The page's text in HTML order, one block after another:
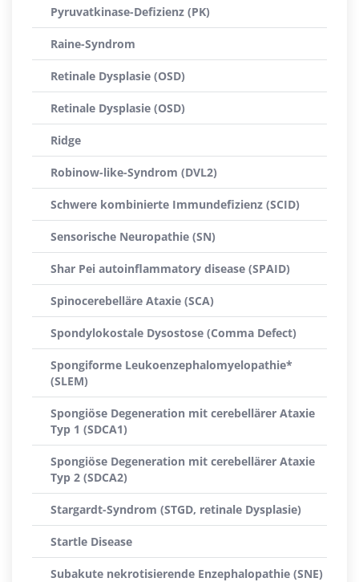
Pyruvatkinase-Defizienz (PK)
Raine-Syndrom
Retinale Dysplasie (OSD)
Retinale Dysplasie (OSD)
Ridge
Robinow-like-Syndrom (DVL2)
Schwere kombinierte Immundefizienz (SCID)
Sensorische Neuropathie (SN)
Shar Pei autoinflammatory disease (SPAID)
Spinocerebelläre Ataxie (SCA)
Spondylokostale Dysostose (Comma Defect)
Spongiforme Leukoenzephalomyelopathie*
(SLEM)
Spongiöse Degeneration mit cerebellärer Ataxie
Typ 1 (SDCA1)
Spongiöse Degeneration mit cerebellärer Ataxie
Typ 2 (SDCA2)
Stargardt-Syndrom (STGD, retinale Dysplasie)
Startle Disease
Subakute nekrotisierende Enzephalopathie (SNE)